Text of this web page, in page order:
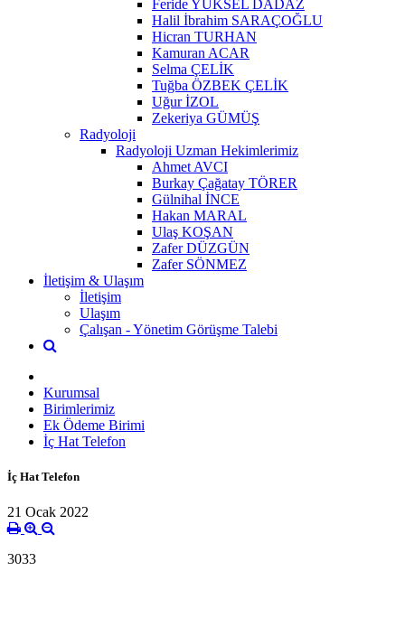
Feride YÜKSEL DADAZ
Halil İbrahim SARAÇOĞLU
Hicran TURHAN
Kamuran ACAR
Selma ÇELİK
Tuğba ÖZBEK ÇELİK
Uğur İZOL
Zekeriya GÜMÜŞ
Radyoloji
Radyoloji Uzman Hekimlerimiz
Ahmet AVCI
Burkay Çağatay TÖRER
Gülnihal İNCE
Hakan MARAL
Ulaş KOŞAN
Zafer DÜZGÜN
Zafer SÖNMEZ
İletişim & Ulaşım
İletişim
Ulaşım
Çalışan - Yönetim Görüşme Talebi
Kurumsal
Birimlerimiz
Ek Ödeme Birimi
İç Hat Telefon
İç Hat Telefon
21 Ocak 2022
3033